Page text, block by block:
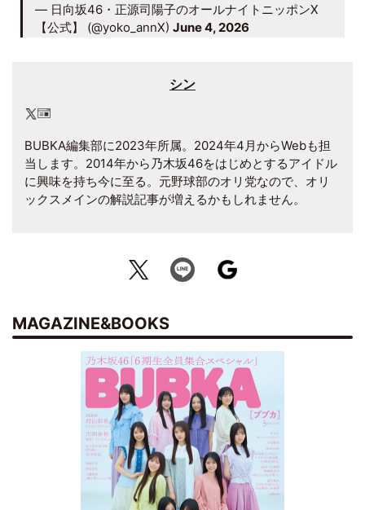
— 日向坂46・正源司陽子のオールナイトニッポンX
【公式】 (@yoko_annX) June 4, 2026
シン
BUBKA編集部に2023年所属。2024年4月からWebも担
当します。2014年から乃木坂46をはじめとするアイドル
に興味を持ち今に至る。元野球部のオリ党なので、オリ
ックスメインの解説記事が増えるかもしれません。
MAGAZINE&BOOKS